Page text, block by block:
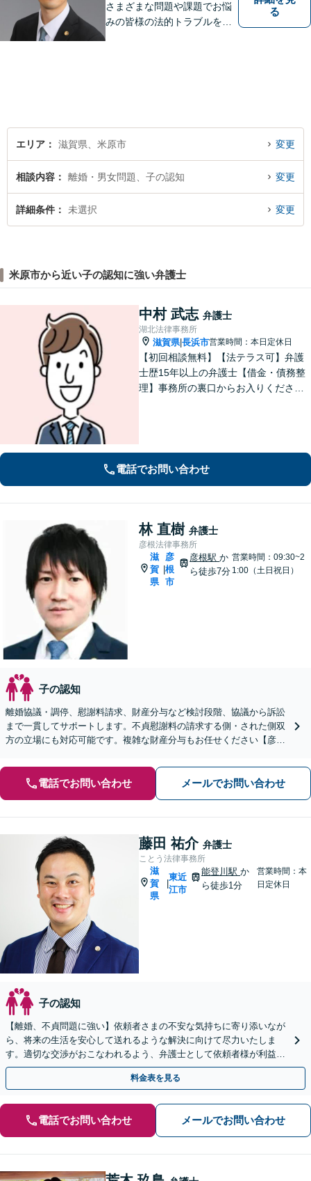
さまざまな問題や課題でお悩
みの皆様の法的トラブルを迅
る
エリア 滋賀県、米原市 変更
相談内容 離婚・男女問題、子の認知 変更
詳細条件 未選択 変更
米原市から近い子の認知に強い弁護士
中村 武志 弁護士
湖北法律事務所
滋賀県|長浜市営業時間：本日定休日
【初回相談無料】【法テラス可】弁護
士歴15年以上の弁護士【借金・債務整
理】事務所の裏口からお入りくださ
電話でお問い合わせ
林 直樹 弁護士
彦根法律事務所
滋
賀
県
|
彦
根
市
彦根駅か
ら徒歩7分
営業時間：09:30~2
1:00（土日祝日）
子の認知
離婚協議・調停、慰謝料請求、財産分与など検討段階、協議から訴訟
まで一貫してサポートします。不貞慰謝料の請求する側・された側双
方の立場にも対応可能です。複雑な財産分与もお任せください【彦根
電話でお問い合わせ メールでお問い合わせ
藤田 祐介 弁護士
ことう法律事務所
滋
賀
県
東近
江市
能登川駅か
ら徒歩1分
営業時間：本
日定休日
子の認知
【離婚、不貞問題に強い】依頼者さまの不安な気持ちに寄り添いなが
ら、将来の生活を安心して送れるような解決に向けて尽力いたしま
す。適切な交渉がおこなわれるよう、弁護士として依頼者様が利益を
最大限得ることができるようサポート【子連れ相談OK】
料金表を見る
電話でお問い合わせ メールでお問い合わせ